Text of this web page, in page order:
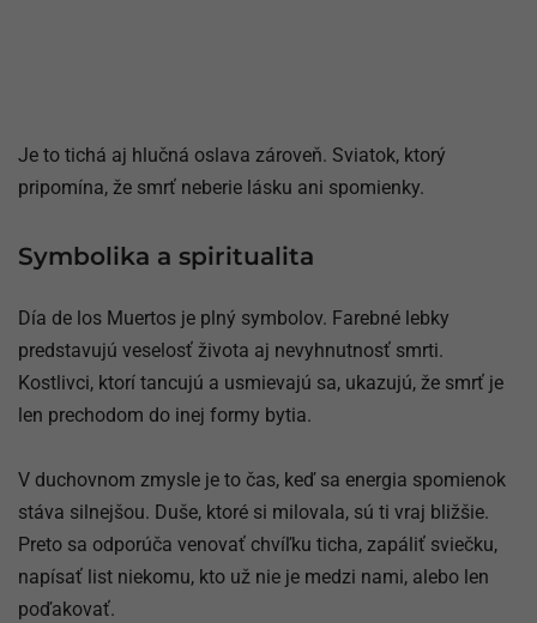
Je to tichá aj hlučná oslava zároveň. Sviatok, ktorý
pripomína, že smrť neberie lásku ani spomienky.
Symbolika a spiritualita
Día de los Muertos je plný symbolov. Farebné lebky
predstavujú veselosť života aj nevyhnutnosť smrti.
Kostlivci, ktorí tancujú a usmievajú sa, ukazujú, že smrť je
len prechodom do inej formy bytia.
V duchovnom zmysle je to čas, keď sa energia spomienok
stáva silnejšou. Duše, ktoré si milovala, sú ti vraj bližšie.
Preto sa odporúča venovať chvíľku ticha, zapáliť sviečku,
napísať list niekomu, kto už nie je medzi nami, alebo len
poďakovať.